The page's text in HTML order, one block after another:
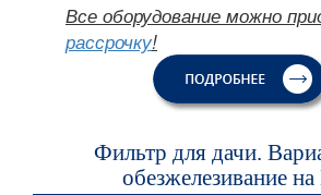
Все оборудование можно
рассрочку!
Фильтр для дачи.
обезжелезивание